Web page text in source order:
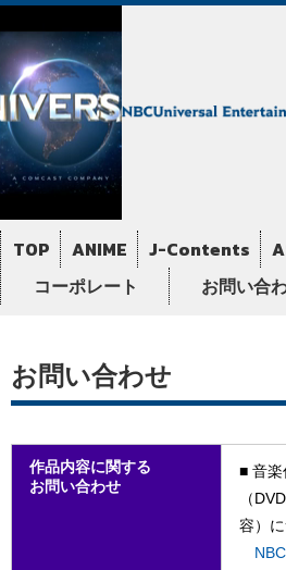
TOP ANIME J-Contents
コーポレート
お問い合
お問い合わせ
作品内容に関する
お問い合わせ
■ 音楽
（
容）